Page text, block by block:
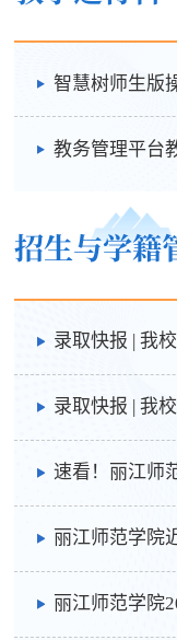
智慧树师生版
教务管理平台教
招生与学籍
录取快报 | 我校云南本
录取快报 | 我校云南
速看！丽江师范学院
丽江师范学院近
丽江师范学院